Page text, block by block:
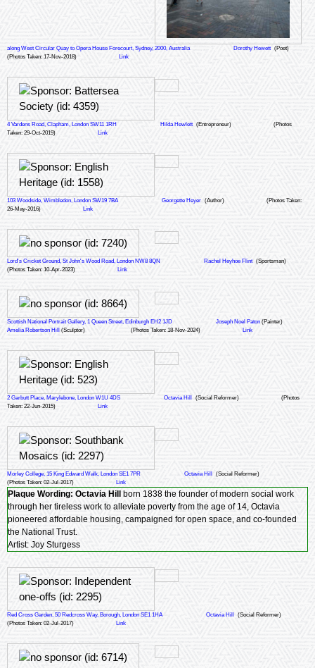
along West Circular Quay to Opera House Forecourt, Sydney, 2000, Australia Dorothy Hewett (Poet)
(Photos Taken: 17-Nov-2018)
Link
4 Vardens Road, Clapham, London SW11 1RH Hilda Hewlett (Entrepreneur)
(Photos
Taken: 29-Oct-2019)
Link
103 Woodside, Wimbledon, London SW19 7BA Georgette Heyer (Author)
(Photos Taken:
26-May-2016)
Link
Lord's Cricket Ground, St John's Wood Road, London NW8 8QN Rachel Heyhoe Flint (Sportsman)
(Photos Taken: 10-Apr-2023)
Link
Scottish National Portrait Gallery, 1 Queen Street, Edinburgh EH2 1JD Joseph Noel Paton (Painter)
Amelia Robertson Hill (Sculptor) (Photos Taken: 18-Nov-2024) Link
2 Garbutt Place, Marylebone, London W1U 4DS Octavia Hill (Social Reformer)
(Photos
Taken: 22-Jun-2015)
Link
Morley College, 15 King Edward Walk, London SE1 7PR Octavia Hill
(Social Reformer)
(Photos Taken: 02-Jul-2017)
Link
Plaque Wording: Octavia Hill born 1838 the founder of modern social work
through her tireless work to alleviate poverty from the age of 14, Octavia
pioneered affordable housing, campaigned for open space, and co-founded
the National Trust.
Artist: Joy Sturgess
Red Cross Garden, 50 Redcross Way, Borough, London SE1 1HA Octavia Hill
(Social Reformer)
(Photos Taken: 02-Jul-2017)
Link